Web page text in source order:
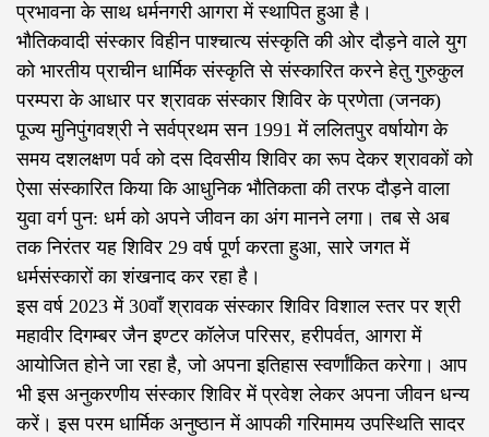
प्रभावना के साथ धर्मनगरी आगरा में स्थापित हुआ है।
भौतिकवादी संस्कार विहीन पाश्चात्य संस्कृति की ओर दौड़ने वाले युग
को भारतीय प्राचीन धार्मिक संस्कृति से संस्कारित करने हेतु गुरुकुल
परम्परा के आधार पर श्रावक संस्कार शिविर के प्रणेता (जनक)
पूज्य मुनिपुंगवश्री ने सर्वप्रथम सन 1991 में ललितपुर वर्षायोग के
समय दशलक्षण पर्व को दस दिवसीय शिविर का रूप देकर श्रावकों को
ऐसा संस्कारित किया कि आधुनिक भौतिकता की तरफ दौड़ने वाला
युवा वर्ग पुन: धर्म को अपने जीवन का अंग मानने लगा। तब से अब
तक निरंतर यह शिविर 29 वर्ष पूर्ण करता हुआ, सारे जगत में
धर्मसंस्कारों का शंखनाद कर रहा है।
इस वर्ष 2023 में 30वाँ श्रावक संस्कार शिविर विशाल स्तर पर श्री
महावीर दिगम्बर जैन इण्टर कॉलेज परिसर, हरीपर्वत, आगरा में
आयोजित होने जा रहा है, जो अपना इतिहास स्वर्णांकित करेगा। आप
भी इस अनुकरणीय संस्कार शिविर में प्रवेश लेकर अपना जीवन धन्य
करें। इस परम धार्मिक अनुष्ठान में आपकी गरिमामय उपस्थिति सादर